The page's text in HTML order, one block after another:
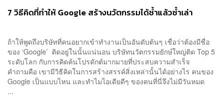
7 วิธีคิดที่ทำให้ Google สร้างนวัตกรรมได้ซ้ำแล้วซ้ำเล่า
ถ้าให้พูดถึงบริษัทที่คนอยากเข้าทำงานเป็นอันดับต้นๆ เชื่อว่าต้องมีชื่อ
ของ ‘Google’ ติดอยู่ในนั้นแน่นอน บริษัทนวัตกรรมยักษ์ใหญ่ติด Top 5
ระดับโลก กับการคิดค้นโปรดักต์มากมายที่ประสบความสำเร็จ
คำถามคือ เขามีวิธีคิดในการสร้างสรรค์สิ่งเหล่านั้นได้อย่างไร คนของ
Google เป็นแบบไหน และทำไมไอเดียดีๆ ของคนที่นี่จึงไม่มีวันหมด
...